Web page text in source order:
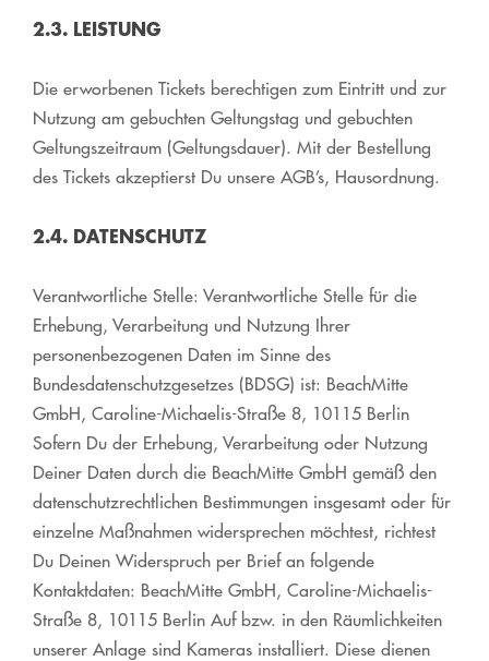
2.3. LEISTUNG
Die erworbenen Tickets berechtigen zum Eintritt und zur
Nutzung am gebuchten Geltungstag und gebuchten
Geltungszeitraum (Geltungsdauer). Mit der Bestellung
des Tickets akzeptierst Du unsere AGB’s, Hausordnung.
2.4. DATENSCHUTZ
Verantwortliche Stelle: Verantwortliche Stelle für die
Erhebung, Verarbeitung und Nutzung Ihrer
personenbezogenen Daten im Sinne des
Bundesdatenschutzgesetzes (BDSG) ist: BeachMitte
GmbH, Caroline-Michaelis-Straße 8, 10115 Berlin
Sofern Du der Erhebung, Verarbeitung oder Nutzung
Deiner Daten durch die BeachMitte GmbH gemäß den
datenschutzrechtlichen Bestimmungen insgesamt oder für
einzelne Maßnahmen widersprechen möchtest, richtest
Du Deinen Widerspruch per Brief an folgende
Kontaktdaten: BeachMitte GmbH, Caroline-Michaelis-
Straße 8, 10115 Berlin Auf bzw. in den Räumlichkeiten
unserer Anlage sind Kameras installiert. Diese dienen